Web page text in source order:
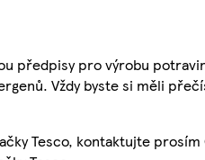
předpisy pro výrobu
Vždy byste si měli
Tesco, kontaktujte